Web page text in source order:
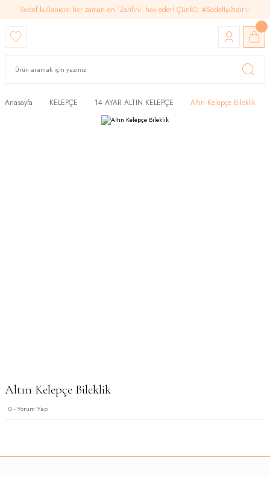
Sedef kullanıcısı her zaman en ‘Zarifini’ hak eder! Çünkü; #SedefIşıltıdır✨
Anasayfa KELEPÇE 14 AYAR ALTIN KELEPÇE Altın Kelepçe Bileklik
Altın Kelepçe Bileklik
0 - Yorum Yap